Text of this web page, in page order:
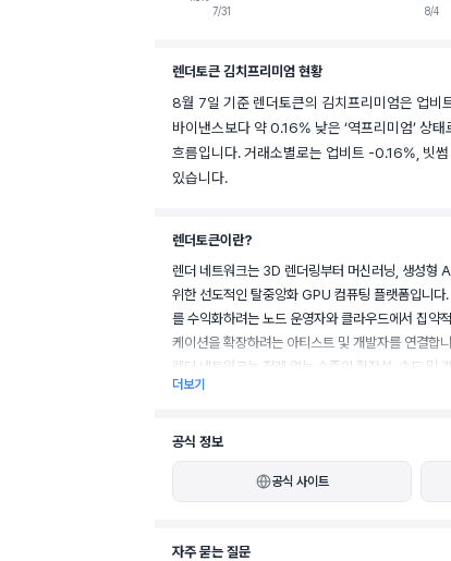
7/31
8/4
렌더토큰 김치프리미엄 현황
8월 7일 기준 렌더토큰의 김치프리미엄은 업비
바이낸스보다 약 0.16% 낮은 ‘역프리미엄’ 상
흐름입니다. 거래소별로는 업비트 -0.16%, 빗
있습니다.
렌더토큰이란?
렌더 네트워크는 3D 렌더링부터 머신러닝, 생성형
위한 선도적인 탈중앙화 GPU 컴퓨팅 플랫폼입니
를 수익화하려는 노드 운영자와 클라우드에서 집약
케이션을 확장하려는 아티스트 및 개발자를 연결합
렌더 네트워크는 전례 없는 수준의 확장성, 속도 및
워크 재단이 지원하는 이 생태계는 아티스트와 개발
더보기
공식 정보
공식 사이트
자주 묻는 질문